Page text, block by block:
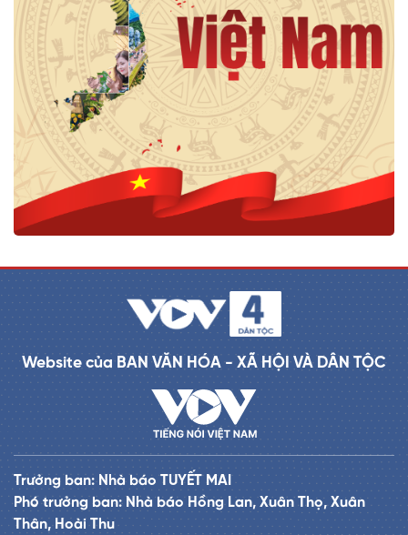
Website của BAN VĂN HÓA - XÃ HỘI VÀ DÂN TỘC
Trưởng ban: Nhà báo TUYẾT MAI
Phó trưởng ban: Nhà báo Hồng Lan, Xuân Thọ, Xuân
Thân, Hoài Thu